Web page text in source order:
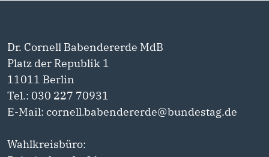
Dr. Cornell Babendererde MdB
Platz der Republik 1
11011 Berlin
Tel.: 030 227 70931
E-Mail: cornell.babendererde@bundestag.de
Wahlkreisbüro: